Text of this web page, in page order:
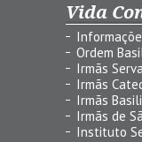
Vida
Ordem
Irmãs
Irmãs
Irmãs
Irmãs de
Instituto